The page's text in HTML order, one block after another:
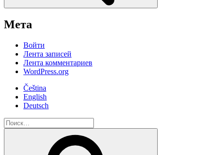
Мета
Войти
Лента записей
Лента комментариев
WordPress.org
Čeština
English
Deutsch
Искать: